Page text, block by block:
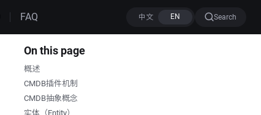
FAQ Search
On this page
概述
CMDB插件机制
CMDB抽象概念
实体（Entity）